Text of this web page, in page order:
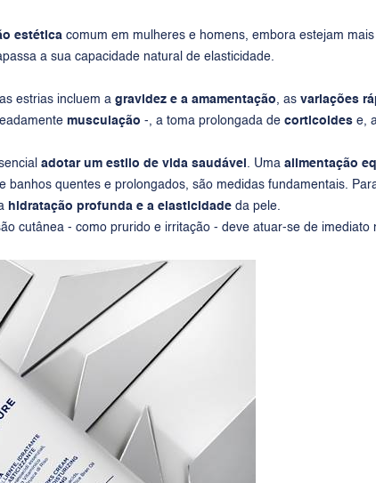
estética comum em mulheres e homens, embora estejam
a sua capacidade natural de elasticidade.
estrias incluem a gravidez e a amamentação, as variações
musculação -, a toma prolongada de corticoides e,
adotar um estilo de vida saudável . Uma alimentação
banhos quentes e prolongados, são medidas fundamentais.
hidratação profunda e a elasticidade da pele.
cutânea - como prurido e irritação - deve atuar-se de